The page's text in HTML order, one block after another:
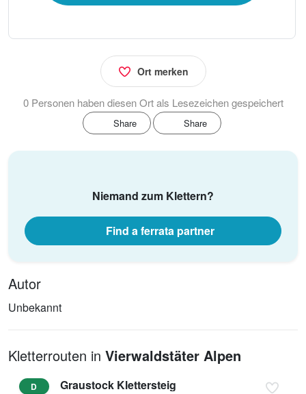
Ort merken
0 Personen haben diesen Ort als Lesezeichen gespeichert
Share Share
Niemand zum Klettern?
Find a ferrata partner
Autor
Unbekannt
Kletterrouten in Vierwaldstäter Alpen
D Graustock Klettersteig